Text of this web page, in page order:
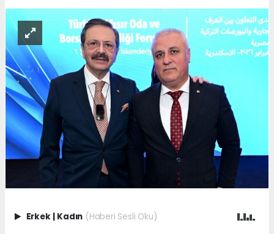
Erkek | Kadın (Haberi Sesli Oku)